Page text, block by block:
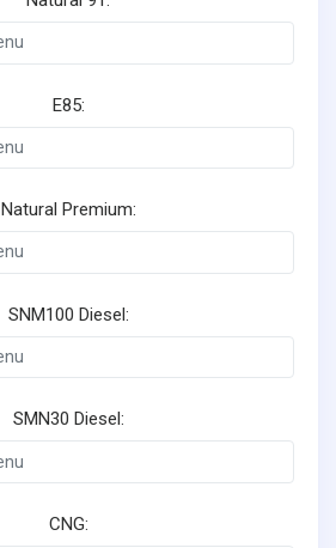
E85:
Natural Premium:
SNM100 Diesel:
SMN30 Diesel:
CNG: